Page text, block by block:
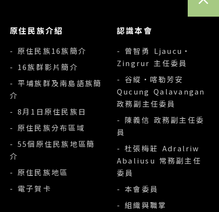
原住民族介紹
- 原住民族16族簡介
- 16族群影片簡介
- 平埔族群及南島語族簡
介
- 8月1日原住民族日
- 原住民族分布區域
- 55個原住民族地區簡
介
- 原住民族地區
- 電子賀卡
認識本會
- 曾智勇 Ljaucu‧
Zingrur 主任委員
- 谷縱‧喀勒芳安
Qucung Qalavangan
政務副主任委員
- 陳義信 政務副主任委
員
- 杜張梅莊 Adralriw
Abaliusu 常務副主任
委員
- 本會委員
- 組織與職掌